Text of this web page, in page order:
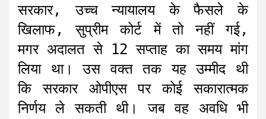
सरकार, उच्च न्यायालय के फैसले के
खिलाफ, सुप्रीम कोर्ट में तो नहीं गई,
मगर अदालत से 12 सप्ताह का समय मांग
लिया था। उस वक्त तक यह उम्मीद थी
कि सरकार ओपीएस पर कोई सकारात्मक
निर्णय ले सकती थी। जब वह अवधि भी